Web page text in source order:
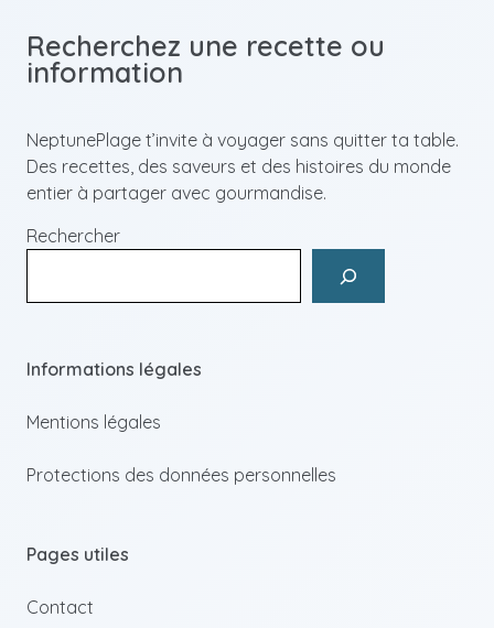
Recherchez une recette ou
information
NeptunePlage t’invite à voyager sans quitter ta table.
Des recettes, des saveurs et des histoires du monde
entier à partager avec gourmandise.
Rechercher
Informations légales
Mentions légales
Protections des données personnelles
Pages utiles
Contact